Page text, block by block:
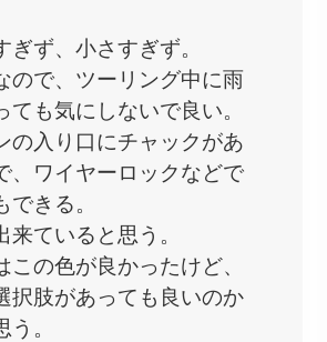
ぎず、小さすぎず。
ので、ツーリング中に雨
ても気にしないで良い。
の入り口にチャックがあ
、ワイヤーロックなどで
できる。
来ていると思う。
この色が良かったけど、
択肢があっても良いのか
う。